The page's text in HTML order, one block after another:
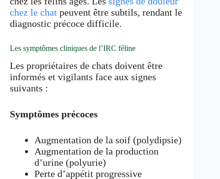
chez le chat peuvent être subtils, rendant le
diagnostic précoce difficile.
Les symptômes cliniques de l’IRC féline
Les propriétaires de chats doivent être
informés et vigilants face aux signes
suivants :
Symptômes précoces
Augmentation de la soif (polydipsie)
Augmentation de la production
d’urine (polyurie)
Perte d’appétit progressive